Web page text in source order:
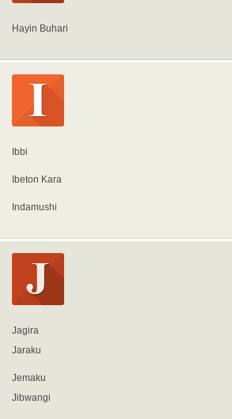
Hayin Buhari
Ibbi
Ibeton Kara
Indamushi
Jagira
Jaraku
Jemaku
Jibwangi